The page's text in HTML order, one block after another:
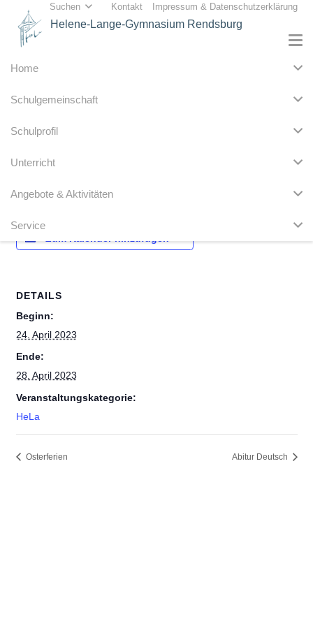
Suchen Kontakt Impressum & Datenschutzerklärung
Helene-Lange-Gymnasium Rendsburg
Home
Schulgemeinschaft
Schulprofil
Unterricht
Angebote & Aktivitäten
Service
Wirtschaftspraktikum E-Jg.
DETAILS
Beginn:
24. April 2023
Ende:
28. April 2023
Veranstaltungskategorie:
HeLa
Osterferien Abitur Deutsch